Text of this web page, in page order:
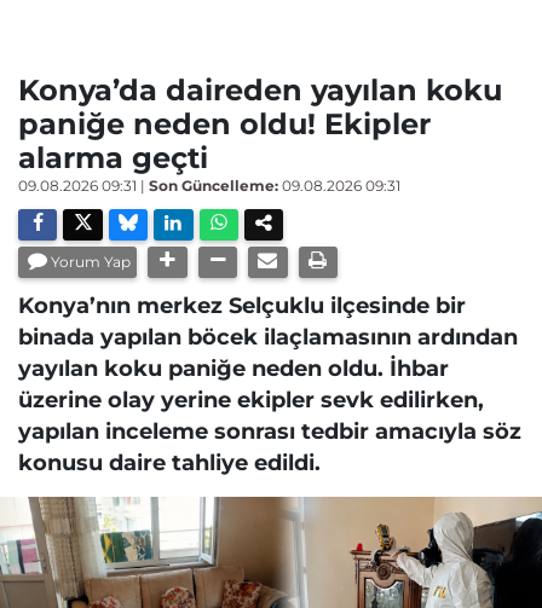
Konya’da daireden yayılan koku
paniğe neden oldu! Ekipler
alarma geçti
09.08.2026 09:31 | Son Güncelleme: 09.08.2026 09:31
Yorum Yap
Konya’nın merkez Selçuklu ilçesinde bir
binada yapılan böcek ilaçlamasının ardından
yayılan koku paniğe neden oldu. İhbar
üzerine olay yerine ekipler sevk edilirken,
yapılan inceleme sonrası tedbir amacıyla söz
konusu daire tahliye edildi.